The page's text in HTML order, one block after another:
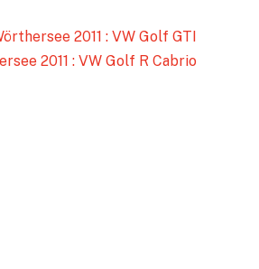
2011 : VW Golf GTI
2011 : VW Golf R Cabrio